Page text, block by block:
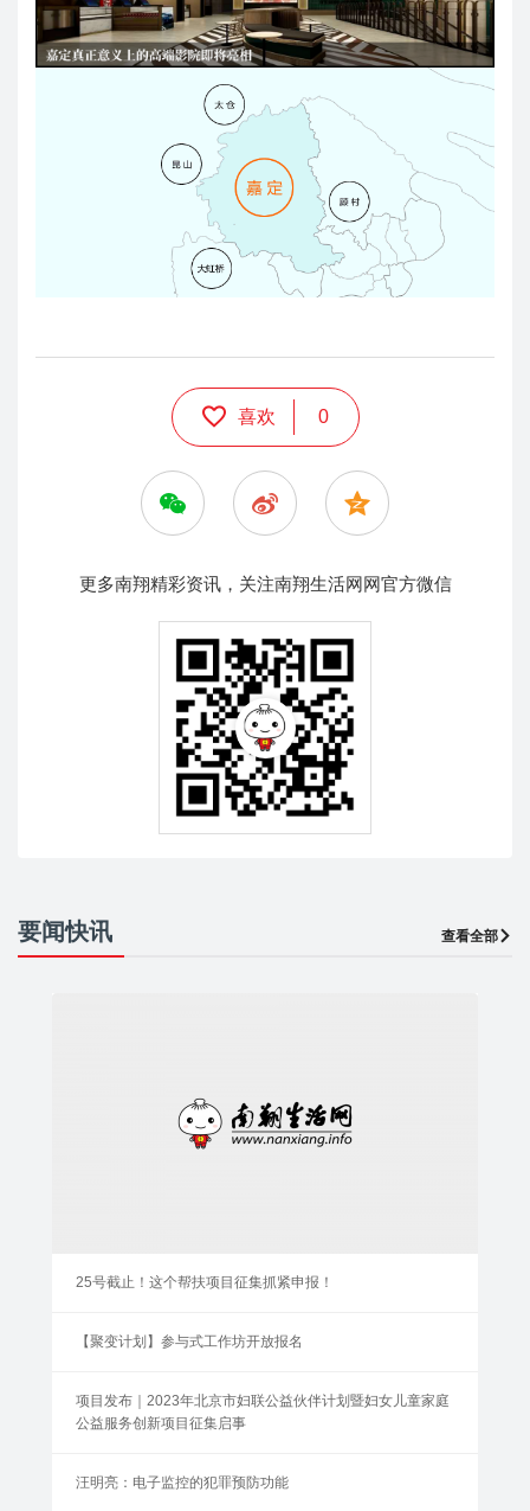
喜欢 0
更多南翔精彩资讯，关注南翔生活网网官方微信
要闻快讯 查看全部
25号截止！这个帮扶项目征集抓紧申报！
【聚变计划】参与式工作坊开放报名
项目发布｜2023年北京市妇联公益伙伴计划暨妇女儿童家庭
公益服务创新项目征集启事
汪明亮：电子监控的犯罪预防功能